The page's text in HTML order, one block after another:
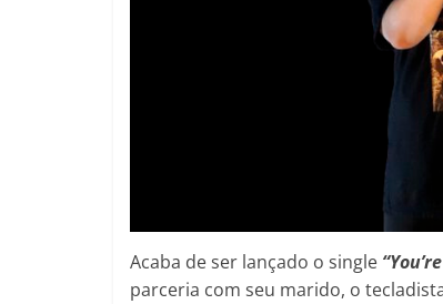
Acaba de ser lançado o single
parceria com seu marido, o